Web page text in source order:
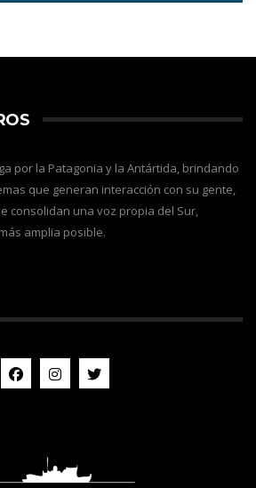
por la Patagonia y la Antártida, brindando
que generan interacción con su gente,
consolidan una voz propia del Sur,
amplia posible.